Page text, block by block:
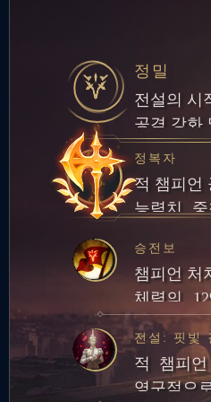
정밀
전설의 시
공격 강화
정복자
적 챔피언
능력치
량의 일부
승전보
챔피언 처
체력의
추가로 20
전설: 핏빛
적 챔피
영구적으